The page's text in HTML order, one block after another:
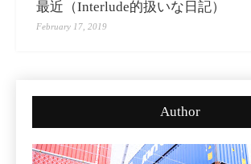
最近（Interlude的扱いな日記）
February 17, 2019
Author